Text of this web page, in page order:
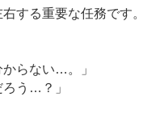
する重要な任務です。
からない…。」
ろう…？」